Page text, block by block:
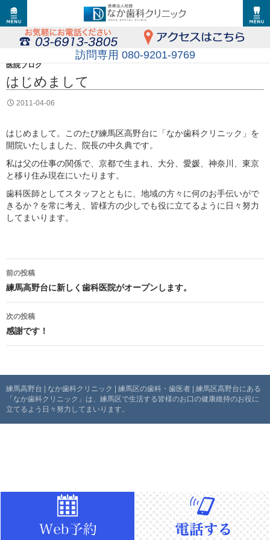
訪問専用 080-9201-9769
医院ブログ
はじめまして
2011-04-06
はじめまして。このたび練馬区高野台に「なか歯科クリニック」を
開院いたしました、院長の中久典です。
私は父の仕事の関係で、京都で生まれ、大分、愛媛、神奈川、東京
と移り住み現在にいたります。
歯科医師としてスタッフとともに、地域の方々に何のお手伝いがで
きるか？を常に考え、皆様方の少しでも役に立てるように日々努力
してまいります。
投
稿
ナ
ビ
ー
シ
前の投稿
練馬高野台に新しく歯科医院がオープンします。
次の投稿
感謝です！
練馬高野台 | なか歯科クリニック | 練馬区の歯科・歯医者 | 練馬区高野台にある
「なか歯科クリニック」は、練馬区で生活する皆様のお口の健康維持のお役に
立てるよう日々努力してまいります。